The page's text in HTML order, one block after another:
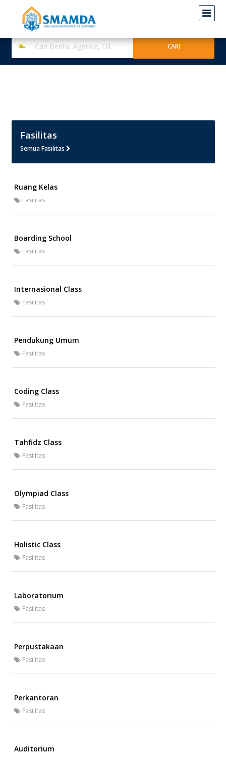
Fasilitas
Semua Fasilitas
Ruang Kelas
Fasilitas
Boarding School
Fasilitas
Internasional Class
Fasilitas
Pendukung Umum
Fasilitas
Coding Class
Fasilitas
Tahfidz Class
Fasilitas
Olympiad Class
Fasilitas
Holistic Class
Fasilitas
Laboratorium
Fasilitas
Perpustakaan
Fasilitas
Perkantoran
Fasilitas
Auditorium